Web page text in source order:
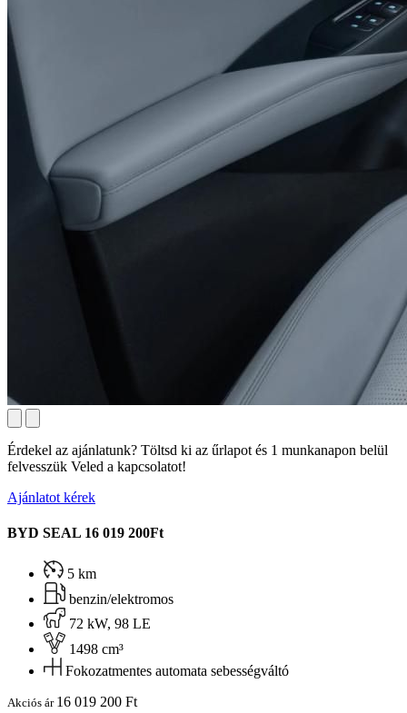
Érdekel az ajánlatunk? Töltsd ki az űrlapot és 1 munkanapon belül
felvesszük Veled a kapcsolatot!
Ajánlatot kérek
BYD SEAL 16 019 200Ft
5 km
benzin/elektromos
72 kW, 98 LE
1498 cm³
Fokozatmentes automata sebességváltó
Akciós ár 16 019 200 Ft